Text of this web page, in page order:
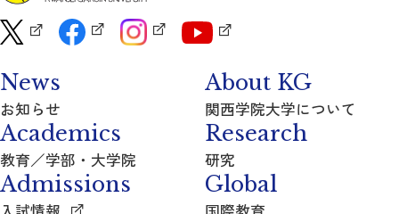
News
お知らせ
About KG
関西学院大学について
Academics
教育／学部・大学院
Research
研究
Admissions Global